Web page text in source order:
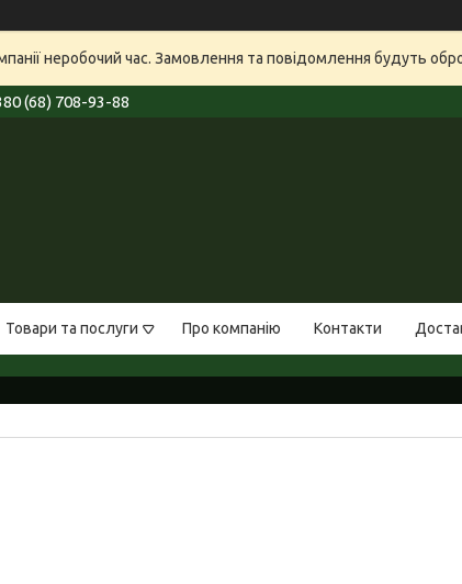
неробочий час. Замовлення та повідомлення будуть
(68) 708-93-88
Товари та послуги Про компанію Контакти